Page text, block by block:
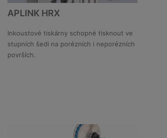
DETAIL
APLINK HRX
Inkoustové tiskárny schopné tisknout ve
stupních šedi na porézních i neporézních
površích.